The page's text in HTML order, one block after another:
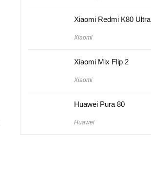
Xiaomi Redmi K80 Ultra
Xiaomi
Xiaomi Mix Flip 2
Xiaomi
Huawei Pura 80
Huawei